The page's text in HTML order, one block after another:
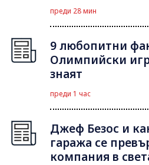
преди 28 мин
9 любопитни
Олимпийски
знаят
преди 1 час
Джеф Безос и
гаража се
компания в